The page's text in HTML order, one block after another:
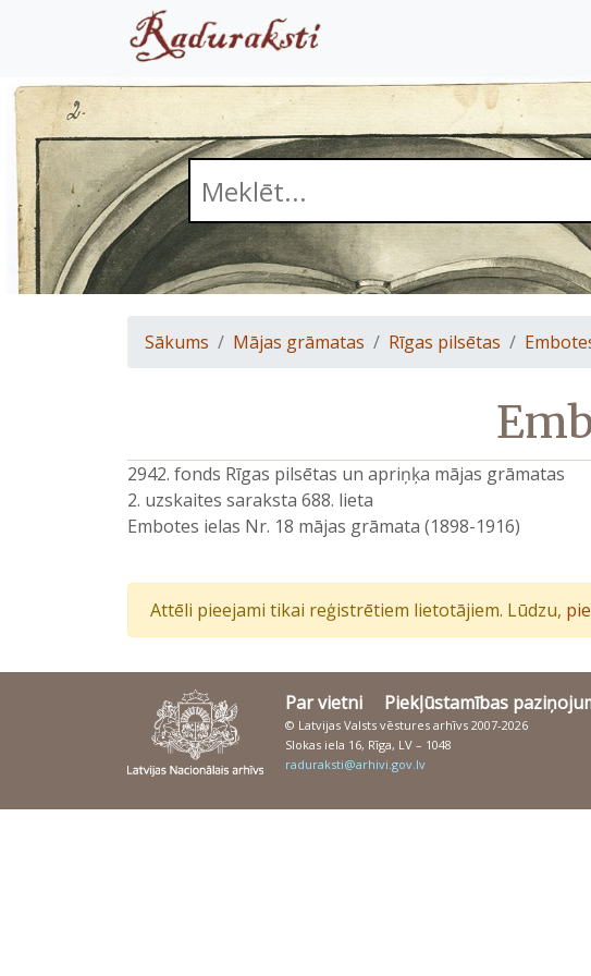
Sākums Mājas grāmatas Rīgas pilsētas
2942. fonds Rīgas pilsētas un apriņķa mājas grāmatas
2. uzskaites saraksta 688. lieta
Embotes ielas Nr. 18 mājas grāmata (1898-1916)
Attēli pieejami tikai reģistrētiem lietotājiem. Lūdzu,
Par vietni Piekļūstamības
© Latvijas Valsts vēstures arhīvs 2007-2026
Slokas iela 16, Rīga, LV – 1048
raduraksti@arhivi.gov.lv